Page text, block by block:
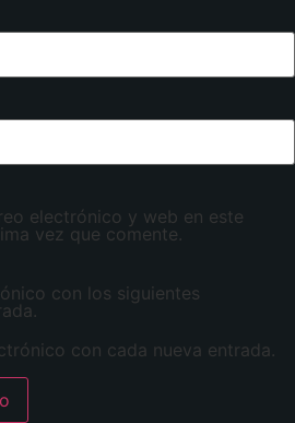
electrónico y web en este
vez que comente.
con los siguientes
con cada nueva entrada.